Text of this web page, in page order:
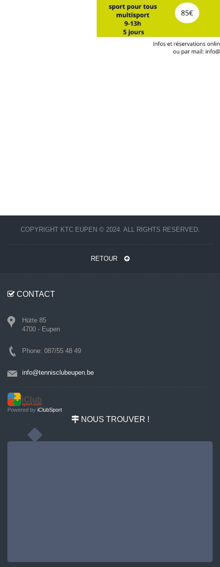
COPYRIGHT KTC EUPEN © 2024. ALL RIGHTS RESERVED.
RETOUR
CONTACT
Hütte 85
4700 - Eupen
Phone: 087/55 48 49
info@tennisclubeupen.be
Powered by iClubSport
NOUS TROUVER !